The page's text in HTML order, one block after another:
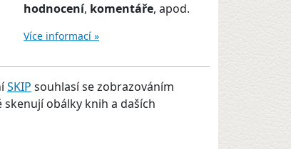
hodnocení, komentáře, apod.
Více informací »
SKIP souhlasí se zobrazováním
obálky knih a daších